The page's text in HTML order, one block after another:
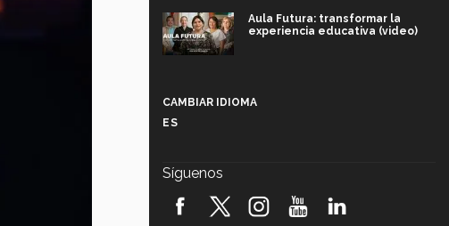
Aula Futura: transformar la
experiencia educativa (video)
robótica FIRST 2026! (video)
CAMBIAR IDIOMA
ES
Síguenos